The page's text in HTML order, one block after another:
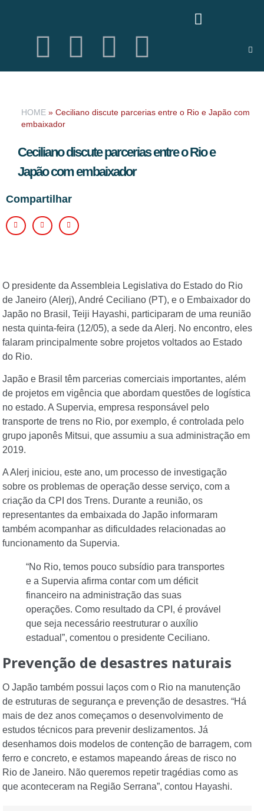
HOME » Ceciliano discute parcerias entre o Rio e Japão com
embaixador
Ceciliano discute parcerias entre o Rio e
Japão com embaixador
Compartilhar
O presidente da Assembleia Legislativa do Estado do Rio
de Janeiro (Alerj), André Ceciliano (PT), e o Embaixador do
Japão no Brasil, Teiji Hayashi, participaram de uma reunião
nesta quinta-feira (12/05), a sede da Alerj. No encontro, eles
falaram principalmente sobre projetos voltados ao Estado
do Rio.
Japão e Brasil têm parcerias comerciais importantes, além
de projetos em vigência que abordam questões de logística
no estado. A Supervia, empresa responsável pelo
transporte de trens no Rio, por exemplo, é controlada pelo
grupo japonês Mitsui, que assumiu a sua administração em
2019.
A Alerj iniciou, este ano, um processo de investigação
sobre os problemas de operação desse serviço, com a
criação da CPI dos Trens. Durante a reunião, os
representantes da embaixada do Japão informaram
também acompanhar as dificuldades relacionadas ao
funcionamento da Supervia.
“No Rio, temos pouco subsídio para transportes
e a Supervia afirma contar com um déficit
financeiro na administração das suas
operações. Como resultado da CPI, é provável
que seja necessário reestruturar o auxílio
estadual”, comentou o presidente Ceciliano.
Prevenção de desastres naturais
O Japão também possui laços com o Rio na manutenção
de estruturas de segurança e prevenção de desastres. “Há
mais de dez anos começamos o desenvolvimento de
estudos técnicos para prevenir deslizamentos. Já
desenhamos dois modelos de contenção de barragem, com
ferro e concreto, e estamos mapeando áreas de risco no
Rio de Janeiro. Não queremos repetir tragédias como as
que aconteceram na Região Serrana”, contou Hayashi.